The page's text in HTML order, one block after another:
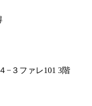
−３ファレ101 3階